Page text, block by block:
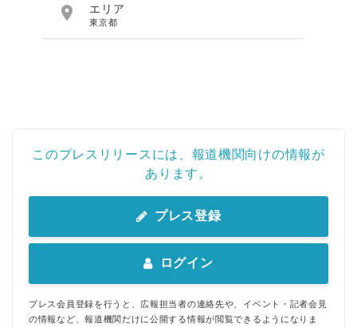
 エリア
東京都
このプレスリリースには、報道機関向けの情報が
あります。
プレス登録
ログイン
プレス会員登録を行うと、広報担当者の連絡先や、イベント・記者会見
の情報など、報道機関だけに公開する情報が閲覧できるようになりま